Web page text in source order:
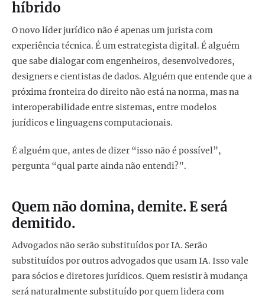
híbrido
O novo líder jurídico não é apenas um jurista com
experiência técnica. É um estrategista digital. É alguém
que sabe dialogar com engenheiros, desenvolvedores,
designers e cientistas de dados. Alguém que entende que a
próxima fronteira do direito não está na norma, mas na
interoperabilidade entre sistemas, entre modelos
jurídicos e linguagens computacionais.
É alguém que, antes de dizer “isso não é possível”,
pergunta “qual parte ainda não entendi?”.
Quem não domina, demite. E será
demitido.
Advogados não serão substituídos por IA. Serão
substituídos por outros advogados que usam IA. Isso vale
para sócios e diretores jurídicos. Quem resistir à mudança
será naturalmente substituído por quem lidera com